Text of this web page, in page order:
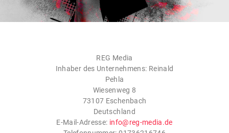
REG Media
Inhaber des Unternehmens: Reinald
Pehla
Wiesenweg 8
73107 Eschenbach
Deutschland
E-Mail-Adresse: info@reg-media.de